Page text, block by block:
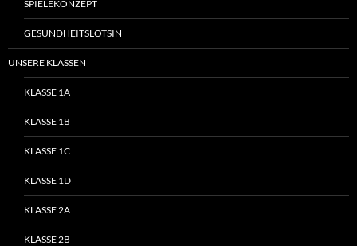
SPIELEKONZEPT
GESUNDHEITSLOTSIN
UNSERE KLASSEN
KLASSE 1A
KLASSE 1B
KLASSE 1C
KLASSE 1D
KLASSE 2A
KLASSE 2B